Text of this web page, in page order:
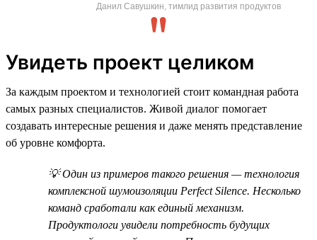
Данил Савушкин, тимлид развития продуктов
Увидеть проект целиком
За каждым проектом и технологией стоит командная работа
самых разных специалистов. Живой диалог помогает
создавать интересные решения и даже менять представление
об уровне комфорта.
💡 Один из примеров такого решения — технология
комплексной шумоизоляции Perfect Silence. Несколько
команд сработали как единый механизм.
Продуктологи увидели потребность будущих